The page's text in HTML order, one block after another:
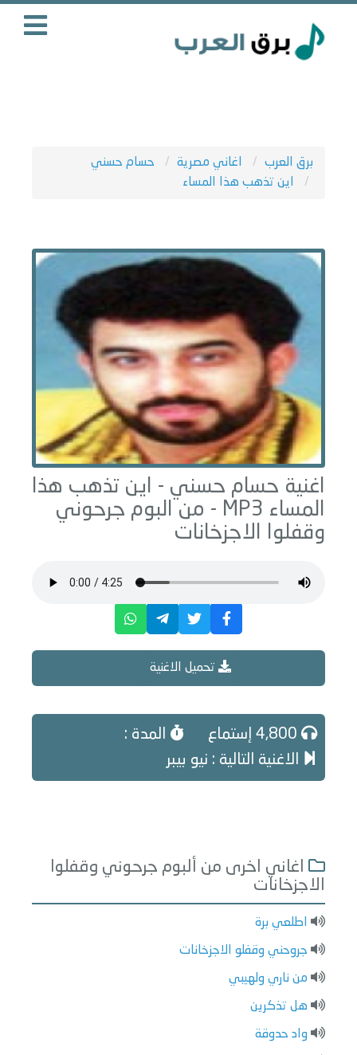
برق العرب اغاني مصرية
حسام حسني
اين تذهب هذا المساء
اغنية حسام حسني - اين تذهب هذا
المساء
جرحوني
وقفلوا الاجزخانات
تحميل الاغنية
المدة :
الاغنية التالية : نيو بيبر
اغاني اخرى من ألبوم جرحوني وقفلوا
الاجزخانات
اطلعي برة
جروحني وقفلو الاجزخانات
من ناري ولهيبي
هل تذكرين
واد حدوقة